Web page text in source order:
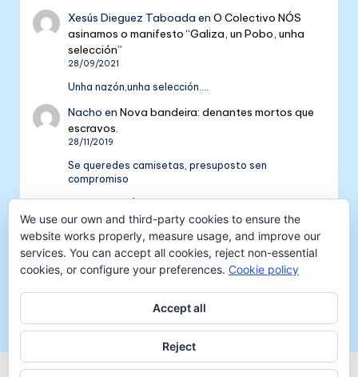
Xesús Dieguez Taboada enO Colectivo NÓS
asinamos o manifesto “Galiza, un Pobo, unha
selección”
28/09/2021
Unha nazón,unha selección....
Nacho enNova bandeira: denantes mortos que
escravos.
28/11/2019
Se queredes camisetas, presuposto sen
compromiso
Colectivo NÓS: 5 anos de galeguismo e celtismo
| Colectivo NósenV Aniversario do Colectivo
NÓS
16/09/2018
[…] mil tempadas máis. E por iso convidámosvos a
We use our own and third-party cookies to ensure the
website works properly, measure usage, and improve our
services. You can accept all cookies, reject non-essential
cookies, or configure your preferences. Cookie policy
Accept all
Reject